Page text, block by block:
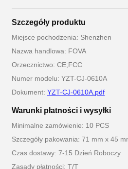
Szczegóły produktu
Miejsce pochodzenia: Shenzhen
Nazwa handlowa: FOVA
Orzecznictwo: CE;FCC
Numer modelu: YZT-CJ-0610A
Dokument: YZT-CJ-0610A.pdf
Warunki płatności i wysyłki
Minimalne zamówienie: 10 PCS
Szczegóły pakowania: 71 mm x 45
Czas dostawy: 7-15 Dzień Roboczy
Zasady płatności: T/T